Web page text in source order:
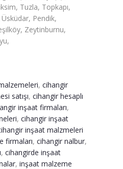
Tuzla, Topkapı,
Pendik,
Zeytinburnu,
, cihangir
satışı, cihangir hesaplı
inşaat firmaları,
, cihangir inşaat
inşaat malzmeleri
firmaları, cihangir nalbur,
, cihangirde inşaat
, inşaat malzeme